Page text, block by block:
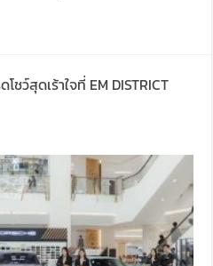
ชว์สุดเร้าใจที่ EM DISTRICT